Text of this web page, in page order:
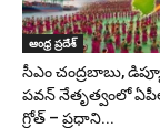
ఆంధ్ర ప్రదేశ్
సీఎం చంద్రబాబు,
పవన్‌ నేతృత్వంలో
గ్రోత్ – ప్రధాని...